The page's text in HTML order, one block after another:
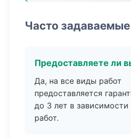
Часто
Предоставляете ли
Да, на все виды работ
предоставляется
до 3 лет в зависимости
работ.